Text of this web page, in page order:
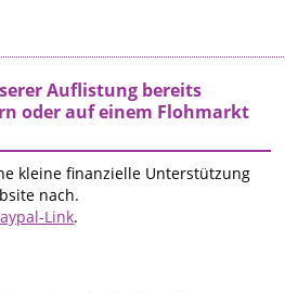
Auflistung bereits
oder auf einem Flohmarkt
kleine finanzielle Unterstützung
nach.
Link.